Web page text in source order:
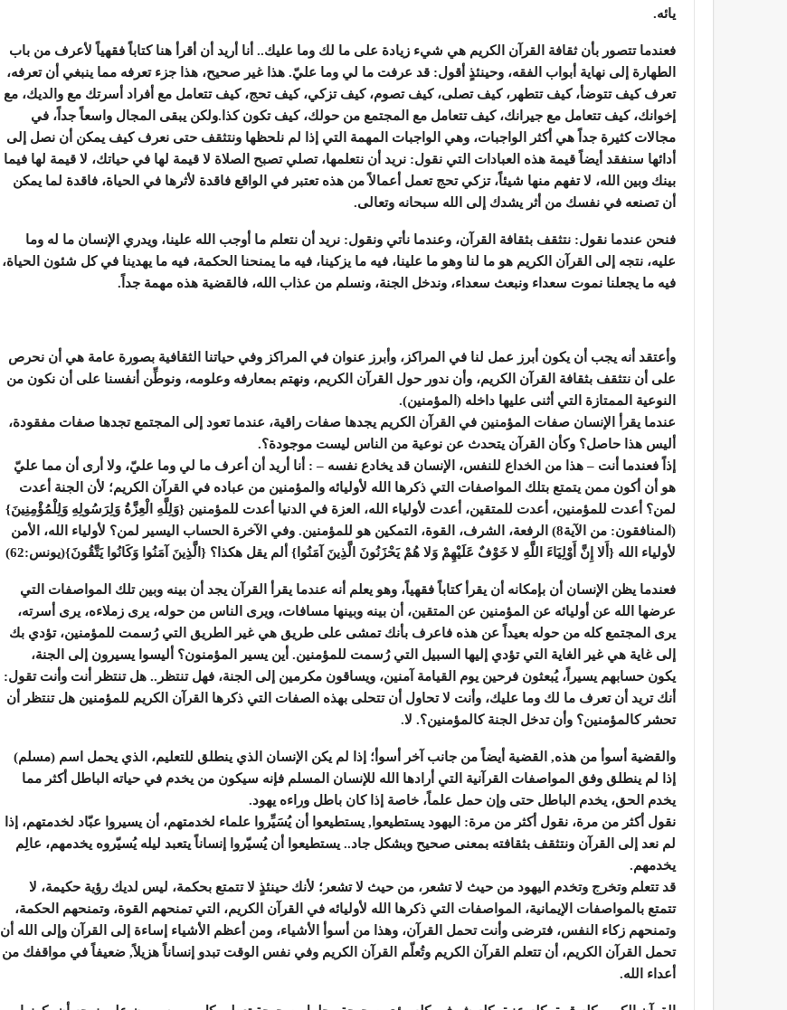
يائه.
فعندما تتصور بأن ثقافة القرآن الكريم هي شيء زيادة على ما لك وما عليك.. أنا أريد أن أقرأ هنا كتاباً فقهياً لأعرف من باب
الطهارة إلى نهاية أبواب الفقه، وحينئذٍ أقول: قد عرفت ما لي وما عليّ. هذا غير صحيح، هذا جزء تعرفه مما ينبغي أن تعرفه،
تعرف كيف تتوضأ، كيف تتطهر، كيف تصلى، كيف تصوم، كيف تزكي، كيف تحج، كيف تتعامل مع أفراد أسرتك مع والديك، مع
إخوانك، كيف تتعامل مع جيرانك، كيف تتعامل مع المجتمع من حولك، كيف تكون كذا.ولكن يبقى المجال واسعاً جداً، في
مجالات كثيرة جداً هي أكثر الواجبات، وهي الواجبات المهمة التي إذا لم نلحظها ونتثقف حتى نعرف كيف يمكن أن نصل إلى
أدائها سنفقد أيضاً قيمة هذه العبادات التي نقول: نريد أن نتعلمها، تصلي تصبح الصلاة لا قيمة لها في حياتك، لا قيمة لها فيما
بينك وبين الله، لا تفهم منها شيئاً، تزكي تحج تعمل أعمالاً من هذه تعتبر في الواقع فاقدة لأثرها في الحياة، فاقدة لما يمكن
أن تصنعه في نفسك من أثر يشدك إلى الله سبحانه وتعالى.
فنحن عندما نقول: نتثقف بثقافة القرآن، وعندما نأتي ونقول: نريد أن نتعلم ما أوجب الله علينا، ويدري الإنسان ما له وما
عليه، نتجه إلى القرآن الكريم هو ما لنا وهو ما علينا، فيه ما يزكينا، فيه ما يمنحنا الحكمة، فيه ما يهدينا في كل شئون الحياة،
فيه ما يجعلنا نموت سعداء ونبعث سعداء، وندخل الجنة، ونسلم من عذاب الله، فالقضية هذه مهمة جداً.
وأعتقد أنه يجب أن يكون أبرز عمل لنا في المراكز، وأبرز عنوان في المراكز وفي حياتنا الثقافية بصورة عامة هي أن نحرص
على أن نتثقف بثقافة القرآن الكريم، وأن ندور حول القرآن الكريم، ونهتم بمعارفه وعلومه، ونوطِّن أنفسنا على أن نكون من
النوعية الممتازة التي أثنى عليها داخله (المؤمنين).
عندما يقرأ الإنسان صفات المؤمنين في القرآن الكريم يجدها صفات راقية، عندما تعود إلى المجتمع تجدها صفات مفقودة،
أليس هذا حاصل؟ وكأن القرآن يتحدث عن نوعية من الناس ليست موجودة؟.
إذاً فعندما أنت – هذا من الخداع للنفس، الإنسان قد يخادع نفسه – : أنا أريد أن أعرف ما لي وما عليّ، ولا أرى أن مما عليّ
هو أن أكون ممن يتمتع بتلك المواصفات التي ذكرها الله لأوليائه والمؤمنين من عباده في القرآن الكريم؛ لأن الجنة أعدت
لمن؟ أعدت للمؤمنين، أعدت للمتقين، أعدت لأولياء الله، العزة في الدنيا أعدت للمؤمنين {وَلِلَّهِ الْعِزَّةُ وَلِرَسُولِهِ وَلِلْمُؤْمِنِينَ}
(المنافقون: من الآية8) الرفعة، الشرف، القوة، التمكين هو للمؤمنين. وفي الآخرة الحساب اليسير لمن؟ لأولياء الله، الأمن
لأولياء الله {أَلا إِنَّ أَوْلِيَاءَ اللَّهِ لا خَوْفٌ عَلَيْهِمْ وَلا هُمْ يَحْزَنُونَ الَّذِينَ آمَنُوا} ألم يقل هكذا؟ {الَّذِينَ آمَنُوا وَكَانُوا يَتَّقُونَ}(يونس:62)
فعندما يظن الإنسان أن بإمكانه أن يقرأ كتاباً فقهياً، وهو يعلم أنه عندما يقرأ القرآن يجد أن بينه وبين تلك المواصفات التي
عرضها الله عن أوليائه عن المؤمنين عن المتقين، أن بينه وبينها مسافات، ويرى الناس من حوله، يرى زملاءه، يرى أسرته،
يرى المجتمع كله من حوله بعيداً عن هذه فاعرف بأنك تمشى على طريق هي غير الطريق التي رُسمت للمؤمنين، تؤدي بك
إلى غاية هي غير الغاية التي تؤدي إليها السبيل التي رُسمت للمؤمنين. أين يسير المؤمنون؟ أليسوا يسيرون إلى الجنة،
يكون حسابهم يسيراً، يُبعثون فرحين يوم القيامة آمنين، ويساقون مكرمين إلى الجنة، فهل تنتظر.. هل تنتظر أنت وأنت تقول:
أنك تريد أن تعرف ما لك وما عليك، وأنت لا تحاول أن تتحلى بهذه الصفات التي ذكرها القرآن الكريم للمؤمنين هل تنتظر أن
تحشر كالمؤمنين؟ وأن تدخل الجنة كالمؤمنين؟. لا.
والقضية أسوأ من هذه, القضية أيضاً من جانب آخر أسوأ؛ إذا لم يكن الإنسان الذي ينطلق للتعليم، الذي يحمل اسم (مسلم)
إذا لم ينطلق وفق المواصفات القرآنية التي أرادها الله للإنسان المسلم فإنه سيكون من يخدم في حياته الباطل أكثر مما
يخدم الحق، يخدم الباطل حتى وإن حمل علماً، خاصة إذا كان باطل وراءه يهود.
نقول أكثر من مرة، نقول أكثر من مرة: اليهود يستطيعوا, يستطيعوا أن يُسَيِّروا علماء لخدمتهم، أن يسيروا عبّاد لخدمتهم، إذا
لم نعد إلى القرآن ونتثقف بثقافته بمعنى صحيح وبشكل جاد.. يستطيعوا أن يُسيّروا إنساناً يتعبد ليله يُسيّروه يخدمهم، عالِم
يخدمهم.
قد تتعلم وتخرج وتخدم اليهود من حيث لا تشعر، من حيث لا تشعر؛ لأنك حينئذٍ لا تتمتع بحكمة، ليس لديك رؤية حكيمة، لا
تتمتع بالمواصفات الإيمانية، المواصفات التي ذكرها الله لأوليائه في القرآن الكريم، التي تمنحهم القوة، وتمنحهم الحكمة،
وتمنحهم زكاء النفس، فترضى وأنت تحمل القرآن، وهذا من أسوأ الأشياء، ومن أعظم الأشياء إساءة إلى القرآن وإلى الله أن
تحمل القرآن الكريم، أن تتعلم القرآن الكريم وتُعلّم القرآن الكريم وفي نفس الوقت تبدو إنساناً هزيلاً, ضعيفاً في مواقفك من
أعداء الله.